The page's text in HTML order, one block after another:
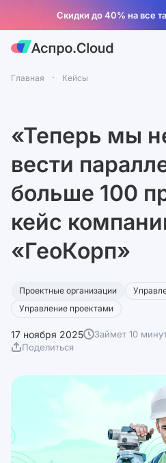
Скидки до 40% на все
Главная Кейсы
«Теперь мы
вести
больше 100
кейс
«ГеоКорп»
Проектные организации
Управление проектами
17 ноября 2025 Займет 10
Поделиться